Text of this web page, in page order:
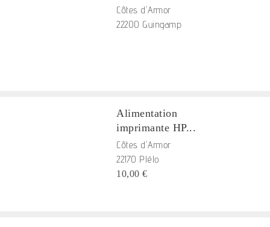
Côtes d'Armor
22200 Guingamp
Alimentation
imprimante HP...
Côtes d'Armor
22170 Plélo
10,00 €